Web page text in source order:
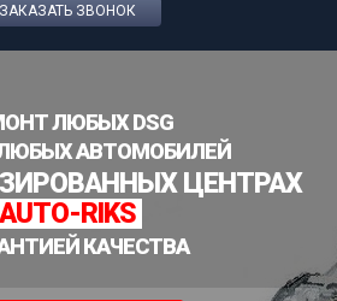
ЗАКАЗАТЬ ЗВОНОК
ЛЮБЫХ DSG
АВТОМОБИЛЕЙ
ЦЕНТРАХ
AUTO-RIKS
КАЧЕСТВА